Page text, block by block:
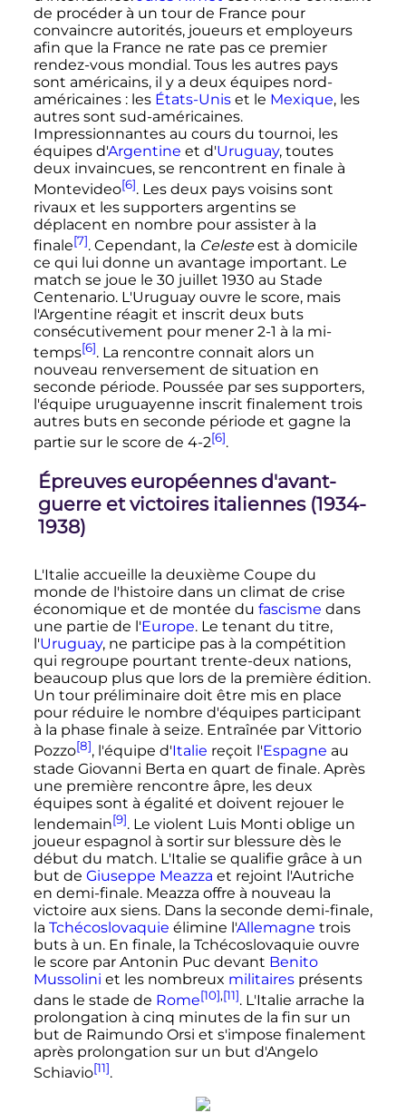
de procéder à un tour de France pour
convaincre autorités, joueurs et employeurs
afin que la France ne rate pas ce premier
rendez-vous mondial. Tous les autres pays
sont américains, il y a deux équipes nord-
américaines : les États-Uniset le Mexique, les
autres sont sud-américaines.
Impressionnantes au cours du tournoi, les
équipes d'Argentine et d'Uruguay, toutes
deux invaincues, se rencontrent en finale à
Montevideo[6]. Les deux pays voisins sont
rivaux et les supporters argentins se
déplacent en nombre pour assister à la
finale[7]. Cependant, la Celesteest à domicile
ce qui lui donne un avantage important. Le
match se joue le 30 juillet 1930 au Stade
Centenario. L'Uruguay ouvre le score, mais
l'Argentine réagit et inscrit deux buts
consécutivement pour mener 2-1 à la mi-
temps[6]. La rencontre connait alors un
nouveau renversement de situation en
seconde période. Poussée par ses supporters,
l'équipe uruguayenne inscrit finalement trois
autres buts en seconde période et gagne la
partie sur le score de 4-2[6].
Épreuves européennes d'avant-
guerre et victoires italiennes (1934-
1938)
L'Italie accueille la deuxième Coupe du
monde de l'histoire dans un climat de crise
économique et de montée du fascisme dans
une partie de l'Europe. Le tenant du titre,
l'Uruguay, ne participe pas à la compétition
qui regroupe pourtant trente-deux nations,
beaucoup plus que lors de la première édition.
Un tour préliminaire doit être mis en place
pour réduire le nombre d'équipes participant
à la phase finale à seize. Entraînée par Vittorio
Pozzo[8], l'équipe d'Italie reçoit l'Espagne au
stade Giovanni Berta en quart de finale. Après
une première rencontre âpre, les deux
équipes sont à égalité et doivent rejouer le
lendemain[9]. Le violent Luis Monti oblige un
joueur espagnol à sortir sur blessure dès le
début du match. L'Italie se qualifie grâce à un
but de Giuseppe Meazza et rejoint l'Autriche
en demi-finale. Meazza offre à nouveau la
victoire aux siens. Dans la seconde demi-finale,
la Tchécoslovaquie élimine l'Allemagne trois
buts à un. En finale, la Tchécoslovaquie ouvre
le score par Antonin Puc devant Benito
Mussolini et les nombreux militairesprésents
dans le stade de Rome[10],[11]. L'Italie arrache la
prolongation à cinq minutes de la fin sur un
but de Raimundo Orsi et s'impose finalement
après prolongation sur un but d'Angelo
Schiavio[11].